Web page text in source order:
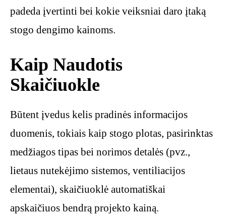
padeda įvertinti bei kokie veiksniai daro įtaką
stogo dengimo kainoms.
Kaip Naudotis
Skaičiuokle
Būtent įvedus kelis pradinės informacijos
duomenis, tokiais kaip stogo plotas, pasirinktas
medžiagos tipas bei norimos detalės (pvz.,
lietaus nutekėjimo sistemos, ventiliacijos
elementai), skaičiuoklė automatiškai
apskaičiuos bendrą projekto kainą.